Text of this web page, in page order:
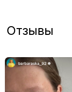
instagram*